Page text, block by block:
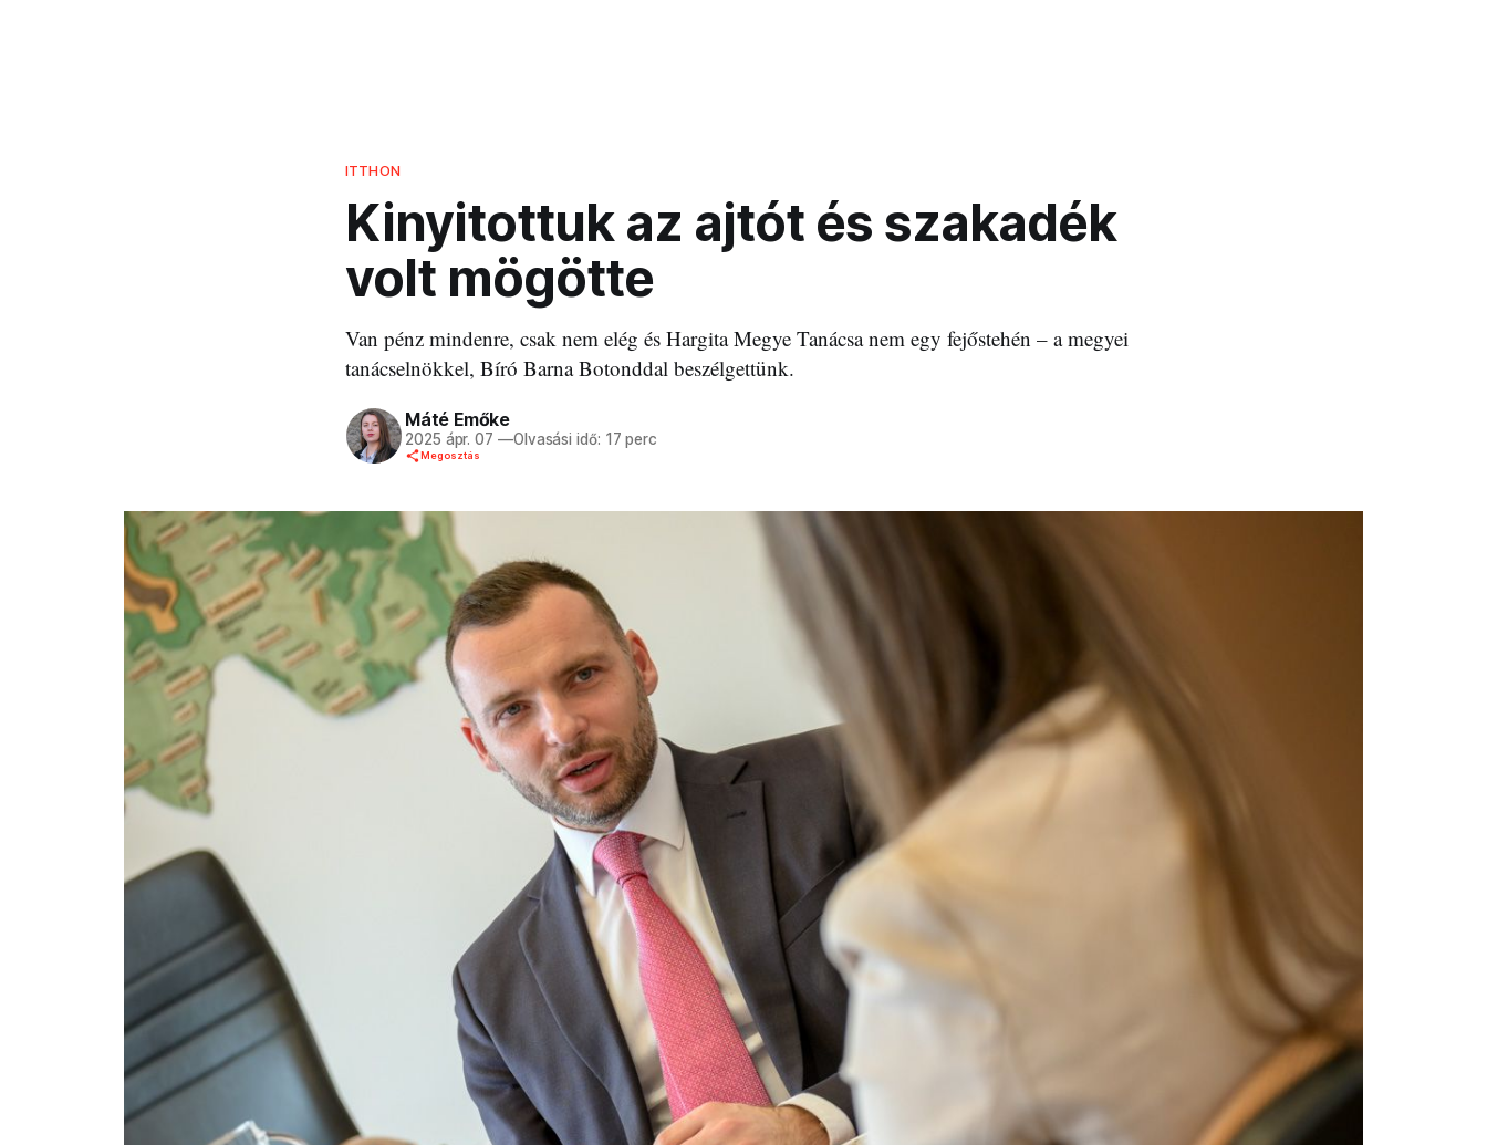
ITTHON
Kinyitottuk az ajtót és szakadék
volt mögötte
Van pénz mindenre, csak nem elég és Hargita Megye Tanácsa nem egy fejőstehén – a megyei
tanácselnökkel, Bíró Barna Botonddal beszélgettünk.
Máté Emőke
2025 ápr. 07 —Olvasási idő: 17 perc
Megosztás